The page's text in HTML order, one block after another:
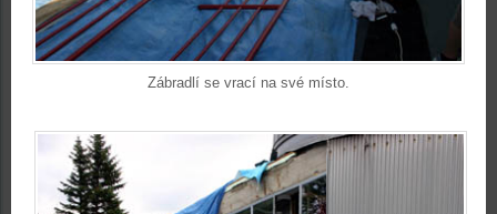
Zábradlí se vrací na své místo.